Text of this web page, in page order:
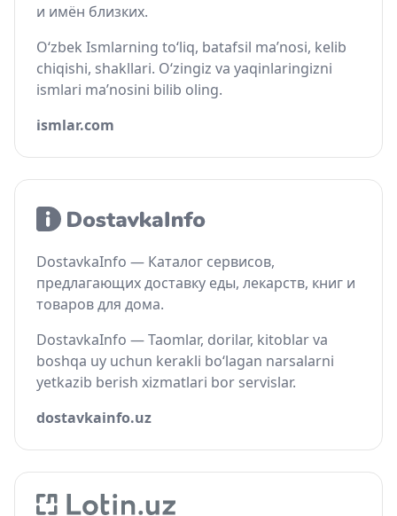
и имён близких.
O‘zbek Ismlarning to‘liq, batafsil ma’nosi, kelib
chiqishi, shakllari. O‘zingiz va yaqinlaringizni
ismlari ma’nosini bilib oling.
ismlar.com
DostavkaInfo — Каталог сервисов,
предлагающих доставку еды, лекарств, книг и
товаров для дома.
DostavkaInfo — Taomlar, dorilar, kitoblar va
boshqa uy uchun kerakli bo‘lagan narsalarni
yetkazib berish xizmatlari bor servislar.
dostavkainfo.uz